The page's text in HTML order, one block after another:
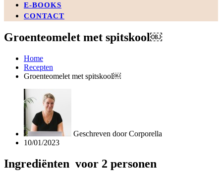
E-BOOKS
CONTACT
Groenteomelet met spitskool￼
Home
Recepten
Groenteomelet met spitskool￼
Geschreven doorCorporella
10/01/2023
Ingrediënten voor 2 personen